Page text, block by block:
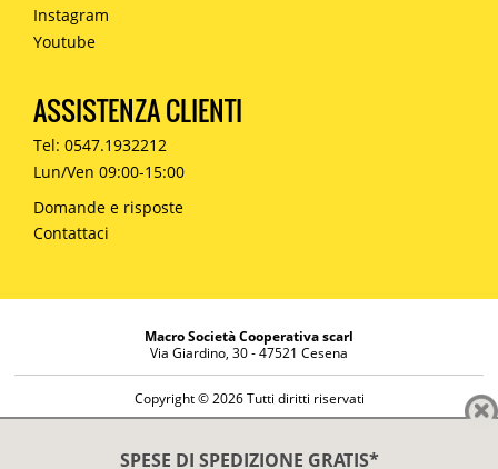
SPESE DI SPEDIZIONE GRATIS*
Instagram
Youtube
ASSISTENZA CLIENTI
Tel: 0547.1932212
Lun/Ven 09:00-15:00
Domande e risposte
Contattaci
Macro Società Cooperativa scarl
Via Giardino, 30 - 47521 Cesena
Copyright © 2026 Tutti diritti riservati
Diritto di reso